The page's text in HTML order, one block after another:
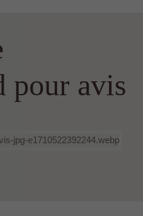
pour avis